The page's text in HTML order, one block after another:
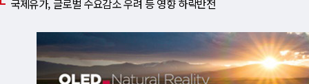
국제유가, 글로벌 수요감소 우려 등 영향 하락반전